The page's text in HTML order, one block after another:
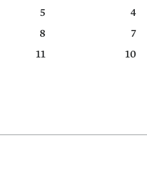
4
5
7
8
10
11